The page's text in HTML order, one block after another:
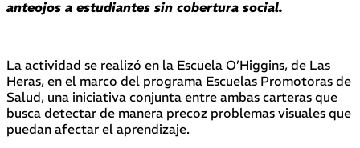
anteojos a estudiantes sin cobertura social.
La actividad se realizó en la Escuela O’Higgins, de Las
Heras, en el marco del programa Escuelas Promotoras de
Salud, una iniciativa conjunta entre ambas carteras que
busca detectar de manera precoz problemas visuales que
puedan afectar el aprendizaje.